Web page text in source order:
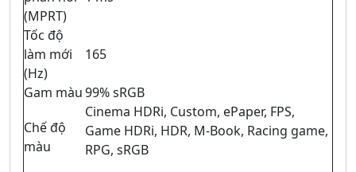
(MPRT)
Tốc độ
làm mới
(Hz)
165
Gam màu99% sRGB
Chế độ
màu
Cinema HDRi, Custom, ePaper, FPS,
Game HDRi, HDR, M-Book, Racing game,
RPG, sRGB